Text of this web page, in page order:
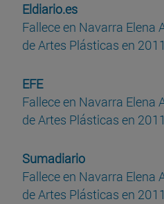
Eldiario.es
Fallece en Navarra Elena
de Artes Plásticas en 2011
EFE
Fallece en Navarra Elena
de Artes Plásticas en 2011
Sumadiario
Fallece en Navarra Elena
de Artes Plásticas en 2011